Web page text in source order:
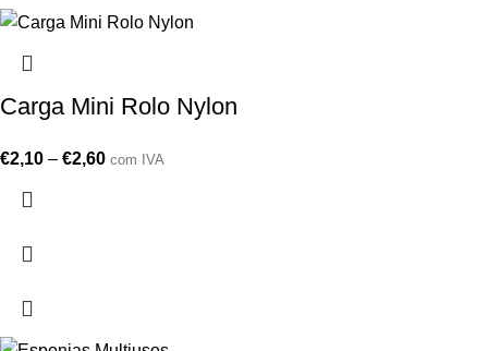
Carga Mini Rolo Nylon
€2,10 – €2,60 com IVA